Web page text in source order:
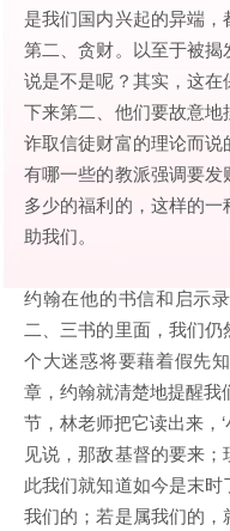
是我们国内兴起的异端，
第二、贪财。以至于被
说是不是呢？其实，这
下来第二、他们要故意
诈取信徒财富的理论而说
有哪一些的教派强调要
多少的福利的，这样的
助我们。
约翰在他的书信和启示
二、三书的里面，我们
个大迷惑将要藉着假先
章，约翰就清楚地提醒
节，林老师把它读出来，
见说，那敌基督的要来
此我们就知道如今是末
我们的；若是属我们的